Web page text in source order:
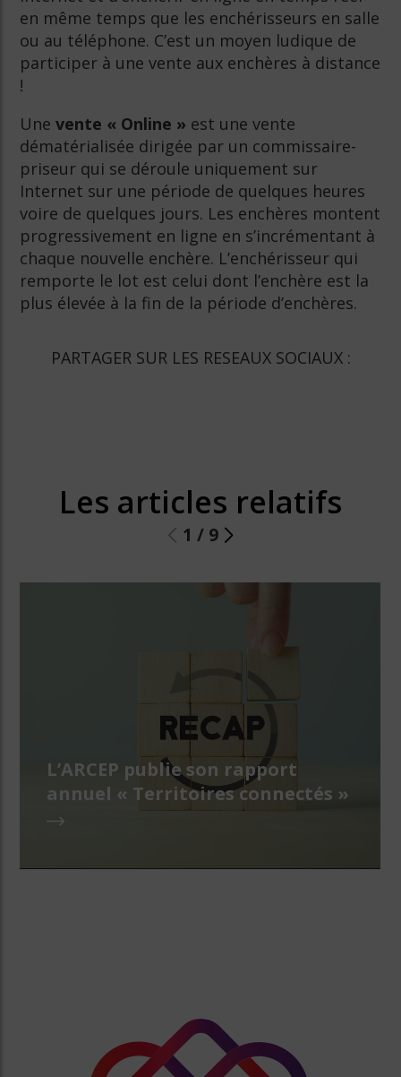
en même temps que les enchérisseurs en salle
ou au téléphone. C’est un moyen ludique de
participer à une vente aux enchères à distance
!
Une vente « Online » est une vente
dématérialisée dirigée par un commissaire-
priseur qui se déroule uniquement sur
Internet sur une période de quelques heures
voire de quelques jours. Les enchères montent
progressivement en ligne en s’incrémentant à
chaque nouvelle enchère. L’enchérisseur qui
remporte le lot est celui dont l’enchère est la
plus élevée à la fin de la période d’enchères.
PARTAGER SUR LES RESEAUX SOCIAUX :
Les articles relatifs
1 / 9
L’ARCEP publie son rapport
annuel « Territoires connectés »